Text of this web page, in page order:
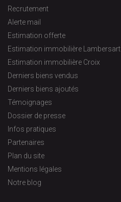
Recrutement
Alerte mail
Estimation offerte
Estimation immobilière Lambersart
Estimation immobilière Croix
Derniers biens vendus
Derniers biens ajoutés
Témoignages
Dossier de presse
Infos pratiques
Partenaires
Plan du site
Mentions légales
Notre blog